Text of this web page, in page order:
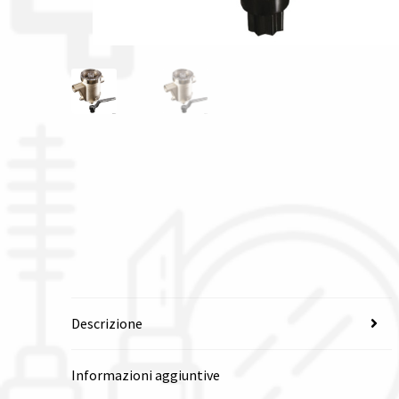
Descrizione
Informazioni aggiuntive